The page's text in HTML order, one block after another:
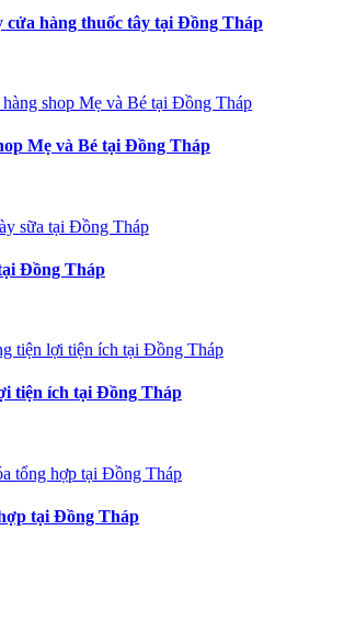
cửa hàng thuốc tây tại Đồng Tháp
Mẹ và Bé tại Đồng Tháp
Đồng Tháp
tiện ích tại Đồng Tháp
tại Đồng Tháp